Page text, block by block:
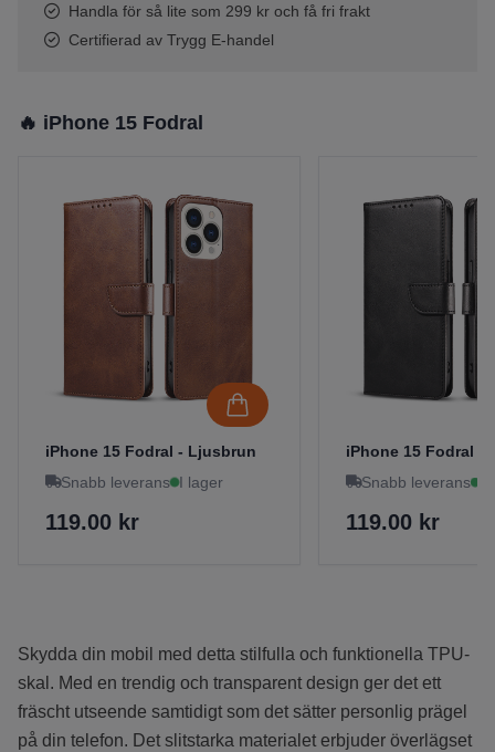
Handla för så lite som 299 kr och få fri frakt
Certifierad av Trygg E-handel
🔥 iPhone 15 Fodral
iPhone 15 Fodral - Ljusbrun
Snabb leverans I lager
119.00 kr
iPhone 15 Fodral -
Snabb leverans
119.00 kr
Skydda din mobil med detta stilfulla och funktionella TPU-
skal. Med en trendig och transparent design ger det ett
fräscht utseende samtidigt som det sätter personlig prägel
på din telefon. Det slitstarka materialet erbjuder överlägset